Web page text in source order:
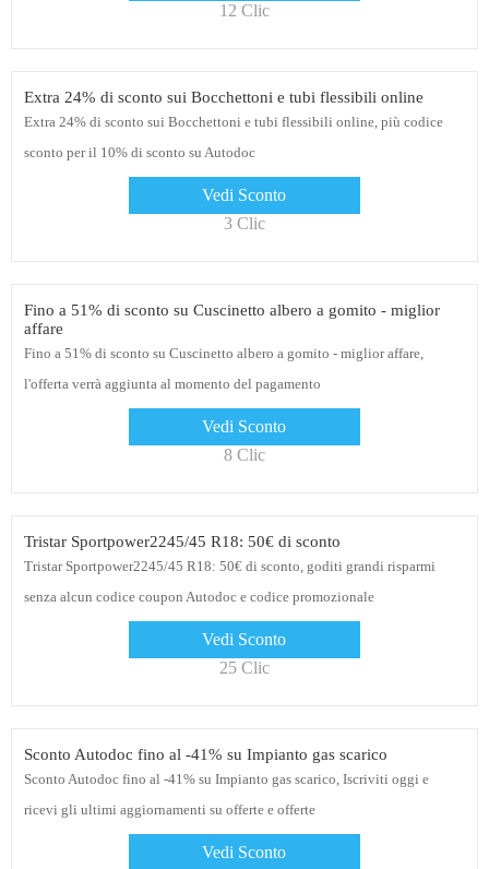
12 Clic
Extra 24% di sconto sui Bocchettoni e tubi flessibili online
Extra 24% di sconto sui Bocchettoni e tubi flessibili online, più codice
sconto per il 10% di sconto su Autodoc
Vedi Sconto
3 Clic
Fino a 51% di sconto su Cuscinetto albero a gomito - miglior
affare
Fino a 51% di sconto su Cuscinetto albero a gomito - miglior affare,
l'offerta verrà aggiunta al momento del pagamento
Vedi Sconto
8 Clic
Tristar Sportpower2245/45 R18: 50€ di sconto
Tristar Sportpower2245/45 R18: 50€ di sconto, goditi grandi risparmi
senza alcun codice coupon Autodoc e codice promozionale
Vedi Sconto
25 Clic
Sconto Autodoc fino al -41% su Impianto gas scarico
Sconto Autodoc fino al -41% su Impianto gas scarico, Iscriviti oggi e
ricevi gli ultimi aggiornamenti su offerte e offerte
Vedi Sconto